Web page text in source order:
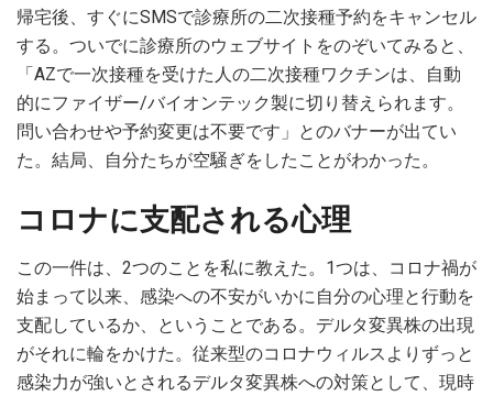
帰宅後、すぐにSMSで診療所の二次接種予約をキャンセル
する。ついでに診療所のウェブサイトをのぞいてみると、
「AZで一次接種を受けた人の二次接種ワクチンは、自動
的にファイザー/バイオンテック製に切り替えられます。
問い合わせや予約変更は不要です」とのバナーが出てい
た。結局、自分たちが空騒ぎをしたことがわかった。
コロナに支配される心理
この一件は、2つのことを私に教えた。1つは、コロナ禍が
始まって以来、感染への不安がいかに自分の心理と行動を
支配しているか、ということである。デルタ変異株の出現
がそれに輪をかけた。従来型のコロナウィルスよりずっと
感染力が強いとされるデルタ変異株への対策として、現時